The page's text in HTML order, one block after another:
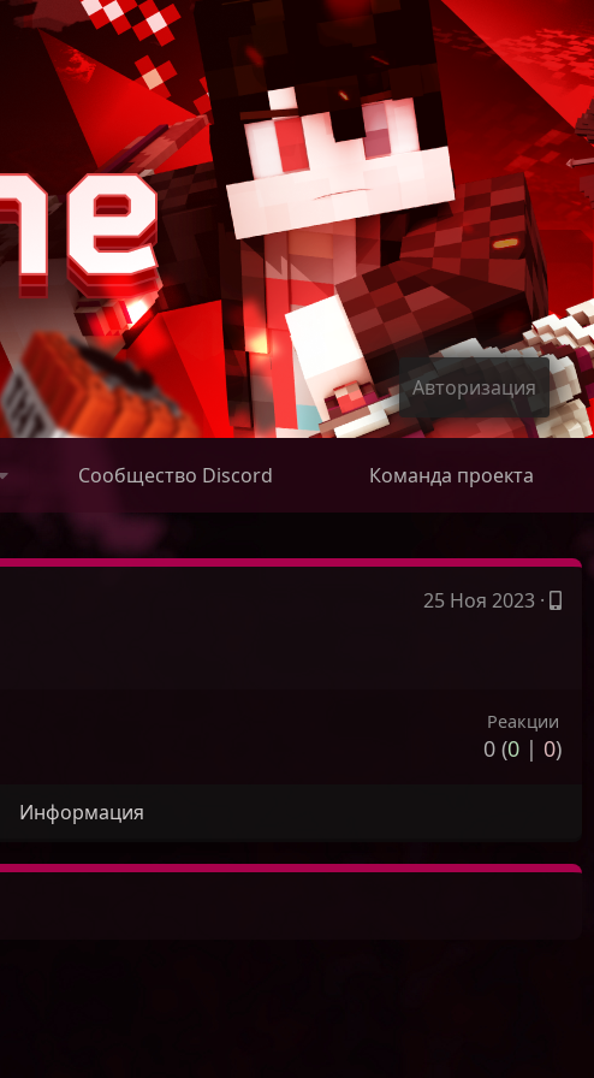
Авторизация
Сообщество Discord Команда проекта
25 Ноя 2023 ·
Реакции
0 (0 | 0)
Информация